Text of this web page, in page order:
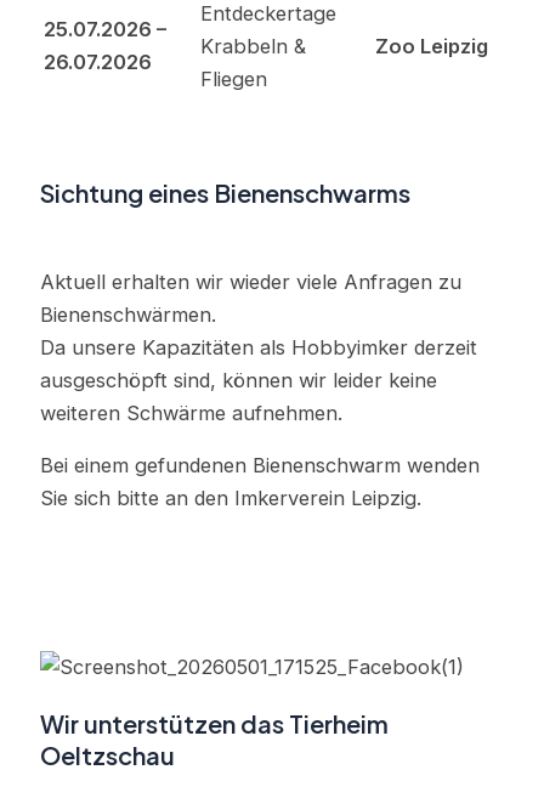
25.07.2026 –
26.07.2026
Entdeckertage
Krabbeln &
Fliegen
Zoo Leipzig
Sichtung eines Bienenschwarms
Aktuell erhalten wir wieder viele Anfragen zu
Bienenschwärmen.
Da unsere Kapazitäten als Hobbyimker derzeit
ausgeschöpft sind, können wir leider keine
weiteren Schwärme aufnehmen.
Bei einem gefundenen Bienenschwarm wenden
Sie sich bitte an den Imkerverein Leipzig.
Wir unterstützen das Tierheim
Oeltzschau